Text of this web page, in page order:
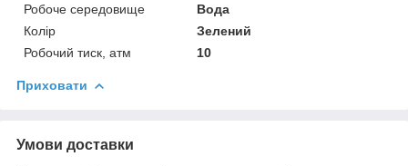
Робоче середовище
Вода
Колір
Зелений
Робочий тиск, атм
10
Приховати
Умови доставки